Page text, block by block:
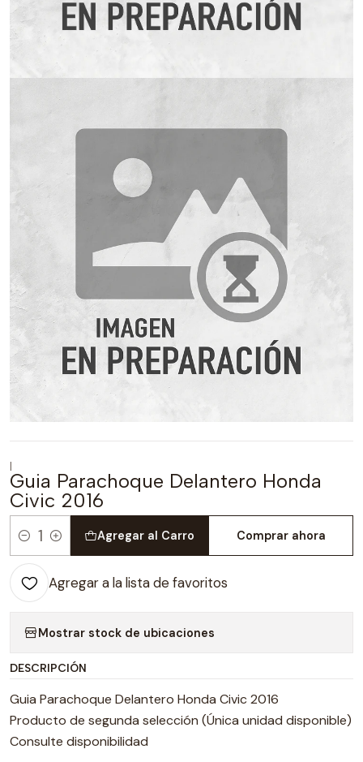
|
Guia Parachoque Delantero Honda
Civic 2016
Cantidad
Agregar al Carro Comprar ahora
Agregar a la lista de favoritos
Mostrar stock de ubicaciones
DESCRIPCIÓN
Guia Parachoque Delantero Honda Civic 2016
Producto de segunda selección (Única unidad disponible)
Consulte disponibilidad